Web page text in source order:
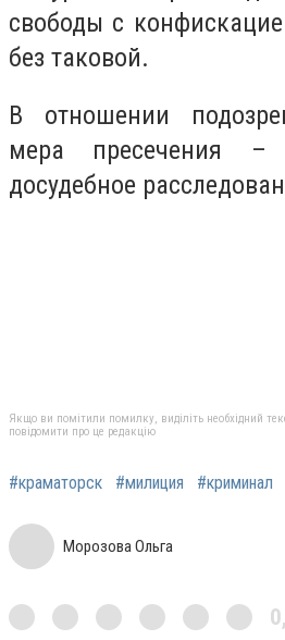
свободы с
без таковой.
В отношении
мера пресечения –
досудебное
Якщо ви помітили помилку, виділіть необхідний
повідомити про це редакцію
#краматорск #милиция #криминал
Морозова Ольга